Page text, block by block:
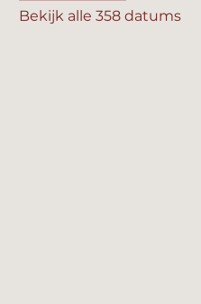
Bekijk alle 358 datums